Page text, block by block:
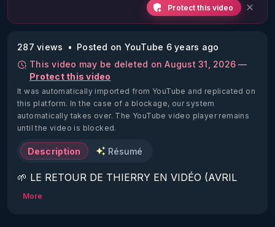
Protect this video
287 views
Posted on YouTube 6 years ago
This video may be deleted on August 31, 2026 —
Protect this video
It was automatically imported from YouTube and replicated on
this platform. In the case of a blockage, our system
automatically takes over. The YouTube video player remains
until the video is blocked.
Description Résumé
🌱 LE RETOUR DE THIERRY EN VIDÉO (AVRIL
2022)!
More